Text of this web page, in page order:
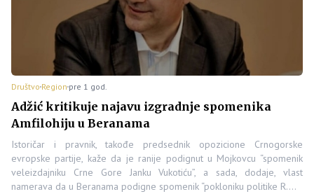
Društvo Region pre 1 god.
Adžić kritikuje najavu izgradnje spomenika
Amfilohiju u Beranama
Istoričar i pravnik, takođe predsednik opozicione Crnogorske
evropske partije, kaže da je ranije podignut u Mojkovcu “spomenik
veleizdajniku Crne Gore Janku Vukotiću”, a sada, dodaje, vlast
namerava da u Beranama podigne spomenik “pokloniku politike R.…